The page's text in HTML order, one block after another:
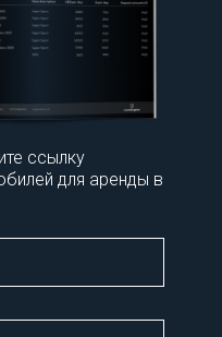
ссылку
для аренды в